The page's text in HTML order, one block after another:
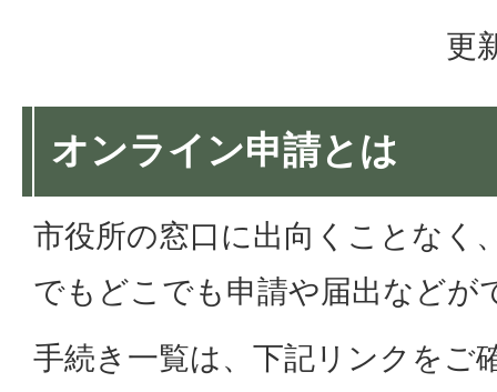
更
オンライン申請とは
市役所の窓口に出向くことなく
でもどこでも申請や届出などが
手続き一覧は、下記リンクをご